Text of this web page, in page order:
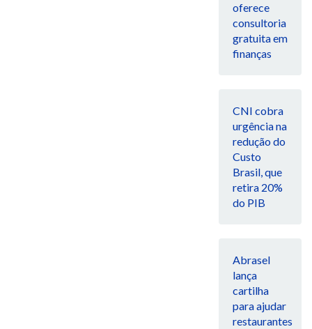
oferece
consultoria
gratuita em
finanças
CNI cobra
urgência na
redução do
Custo
Brasil, que
retira 20%
do PIB
Abrasel
lança
cartilha
para ajudar
restaurantes